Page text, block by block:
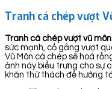
Tranh cá chép vượt
Tranh cá chép vượt vũ môn
sức mạnh, cố gắng vượt
Vũ Môn cá chép sẽ hoá
ảnh này biểu trưng cho sự
khăn thử thách để hướng